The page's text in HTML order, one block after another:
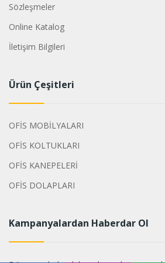
Sözleşmeler
Online Katalog
İletişim Bilgileri
Ürün Çeşitleri
OFİS MOBİLYALARI
OFİS KOLTUKLARI
OFİS KANEPELERİ
OFİS DOLAPLARI
Kampanyalardan Haberdar Ol